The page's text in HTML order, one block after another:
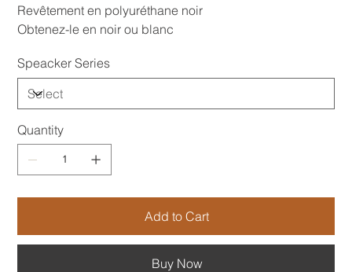
Revêtement en polyuréthane noir
Obtenez-le en noir ou blanc
Speacker Series
Quantity
Add to Cart
Buy Now